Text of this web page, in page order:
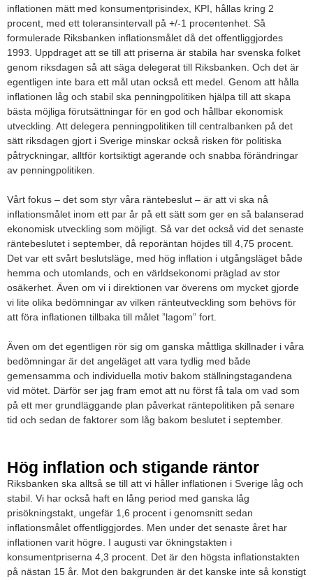
inflationen mätt med konsumentprisindex, KPI, hållas kring 2
procent, med ett toleransintervall på +/-1 procentenhet. Så
formulerade Riksbanken inflationsmålet då det offentliggjordes
1993. Uppdraget att se till att priserna är stabila har svenska folket
genom riksdagen så att säga delegerat till Riksbanken. Och det är
egentligen inte bara ett mål utan också ett medel. Genom att hålla
inflationen låg och stabil ska penningpolitiken hjälpa till att skapa
bästa möjliga förutsättningar för en god och hållbar ekonomisk
utveckling. Att delegera penningpolitiken till centralbanken på det
sätt riksdagen gjort i Sverige minskar också risken för politiska
påtryckningar, alltför kortsiktigt agerande och snabba förändringar
av penningpolitiken.
Vårt fokus – det som styr våra räntebeslut – är att vi ska nå
inflationsmålet inom ett par år på ett sätt som ger en så balanserad
ekonomisk utveckling som möjligt. Så var det också vid det senaste
räntebeslutet i september, då reporäntan höjdes till 4,75 procent.
Det var ett svårt beslutsläge, med hög inflation i utgångsläget både
hemma och utomlands, och en världsekonomi präglad av stor
osäkerhet. Även om vi i direktionen var överens om mycket gjorde
vi lite olika bedömningar av vilken ränteutveckling som behövs för
att föra inflationen tillbaka till målet ”lagom” fort.
Även om det egentligen rör sig om ganska måttliga skillnader i våra
bedömningar är det angeläget att vara tydlig med både
gemensamma och individuella motiv bakom ställningstagandena
vid mötet. Därför ser jag fram emot att nu först få tala om vad som
på ett mer grundläggande plan påverkat räntepolitiken på senare
tid och sedan de faktorer som låg bakom beslutet i september.
Hög inflation och stigande räntor
Riksbanken ska alltså se till att vi håller inflationen i Sverige låg och
stabil. Vi har också haft en lång period med ganska låg
prisökningstakt, ungefär 1,6 procent i genomsnitt sedan
inflationsmålet offentliggjordes. Men under det senaste året har
inflationen varit högre. I augusti var ökningstakten i
konsumentpriserna 4,3 procent. Det är den högsta inflationstakten
på nästan 15 år. Mot den bakgrunden är det kanske inte så konstigt